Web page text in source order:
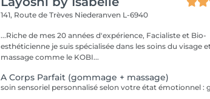
141, Route de Trèves Niederanven L-6940
...Riche de mes 20 années d'expérience, Facialiste et Bio-
esthéticienne je suis spécialisée dans les soins du visage
massage comme le KOBI...
A Corps Parfait (gommage + massage)